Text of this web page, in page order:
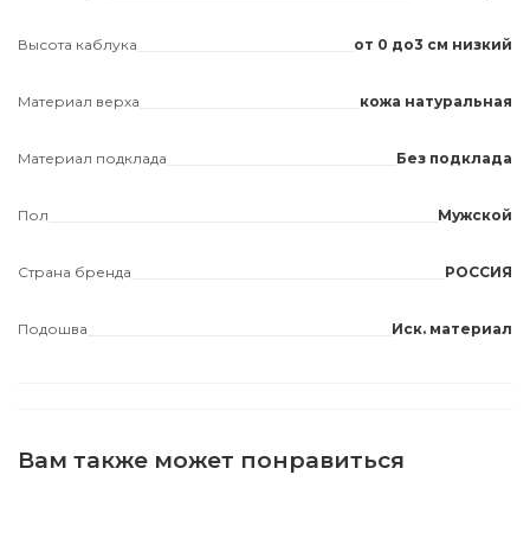
Высота каблука от 0 до3 см низкий
Материал верха кожа натуральная
Материал подклада Без подклада
Пол Мужской
Страна бренда РОССИЯ
Подошва Иск. материал
Вам также может понравиться